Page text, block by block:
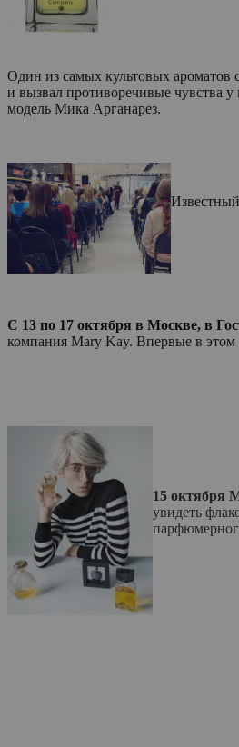
Один из самых культовых ароматов
и вызвал противоречивые чувства
модель Мика Арганарез.
С 13 по 17 октября в Москве, в
компания Mary Kay. Впервые в этом
15 октября
увидеть